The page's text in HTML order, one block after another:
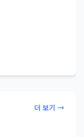
더 보기 →